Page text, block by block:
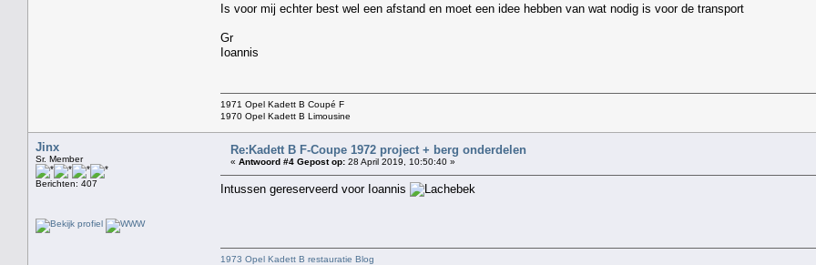
Is voor mij echter best wel een afstand en moet een idee hebben van wat nodig is voor de transport
Gr
Ioannis
1971 Opel Kadett B Coupé F
1970 Opel Kadett B Limousine
Jinx
Sr. Member
Berichten: 407
Re:Kadett B F-Coupe 1972 project + berg onderdelen
« Antwoord #4 Gepost op: 28 April 2019, 10:50:40 »
Intussen gereserveerd voor Ioannis
1973 Opel Kadett B restauratie Blog